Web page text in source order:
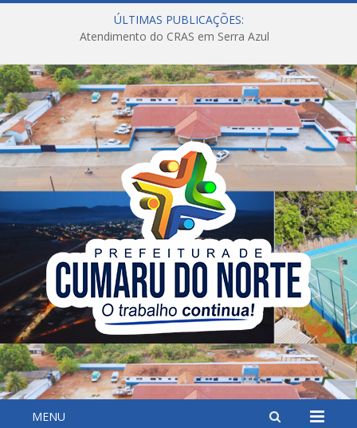
ÚLTIMAS PUBLICAÇÕES:
Atendimento do CRAS em Serra Azul
MENU